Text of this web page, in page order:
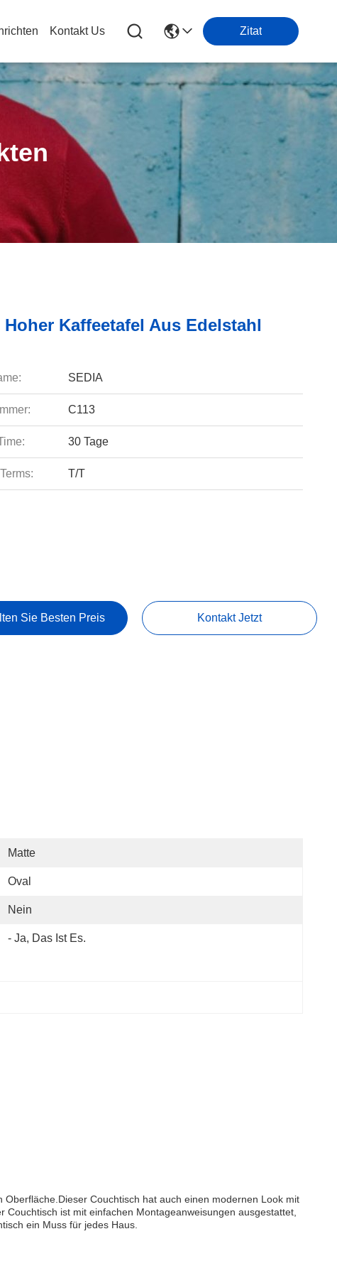
Kontakt Us Zitat
Hoher Kaffeetafel Aus Edelstahl
SEDIA
C113
30 Tage
T/T
Sie Besten Preis Kontakt Jetzt
Matte
Oval
Nein
- Ja, Das Ist Es.
Couchtisch hat auch einen modernen Look mit
ist mit einfachen Montageanweisungen ausgestattet,
ein Muss für jedes Haus.